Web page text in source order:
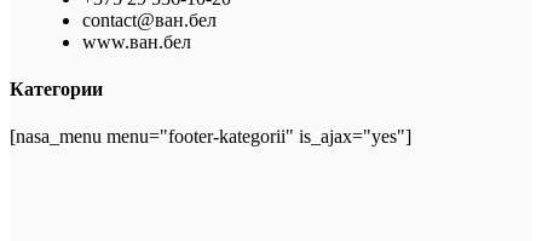
contact@ван.бел
www.ван.бел
Категории
[nasa_menu menu="footer-kategorii" is_ajax="yes"]